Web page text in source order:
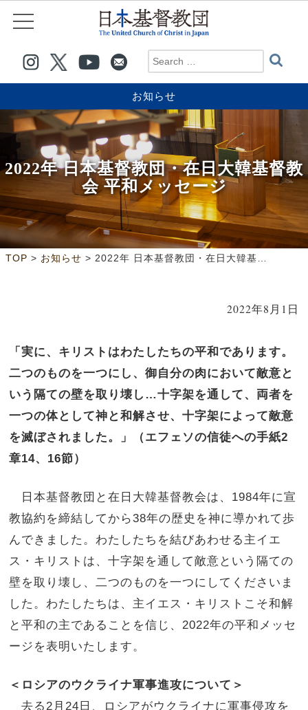
お知らせ
2022年 日本基督教団・在日大韓基督教
会 平和メッセージ
TOP > お知らせ > 2022年 日本基督教団・在日大韓基督教会 平和メッセージ
2022年8月1日
「実に、キリストはわたしたちの平和であります。
二つのものを一つにし、御自分の肉において敵意と
いう隔ての壁を取り壊し…十字架を通して、両者を
一つの体として神と和解させ、十字架によって敵意
を滅ぼされました。」（エフェソの信徒への手紙2
章14、16節）
日本基督教団と在日大韓基督教会は、 1984年に宣
教協約を締結してから38年の歴史を神に導かれて歩
んできました。わたしたちを結びあわせる主イエ
ス・キリストは、十字架を通して敵意という隔ての
壁を取り壊し、二つのものを一つにしてくださいま
した。わたしたちは、主イエス・キリストこそ和解
と平和の主であることを信じ、 2022年の平和メッセ
ージを表明いたします。
＜ロシアのウクライナ軍事進攻について＞
去る2月24日、ロシアがウクライナに軍事侵攻を